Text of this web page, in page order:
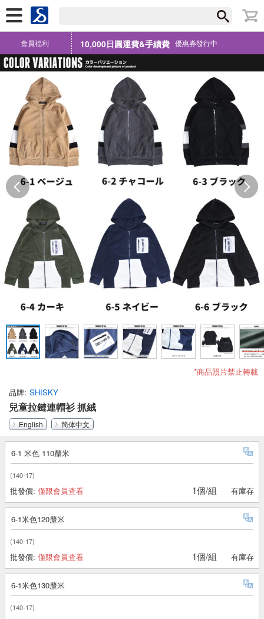
會員福利 10,000日圓運費&手續費 優惠券發行中
*商品照片禁止轉載
品牌 SHISKY
兒童拉鏈連帽衫 抓絨
English 简体中文
6-1 米色 110釐米
(140-17)
批發價: 僅限會員查看 1個/組 有庫存
6-1米色120釐米
(140-17)
批發價: 僅限會員查看 1個/組 有庫存
6-1米色130釐米
(140-17)